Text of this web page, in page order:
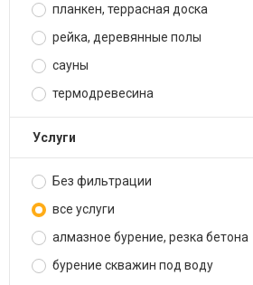
планкен, террасная доска
рейка, деревянные полы
сауны
термодревесина
услуги
Без фильтрации
все услуги
алмазное бурение, резка бетона
бурение скважин под воду